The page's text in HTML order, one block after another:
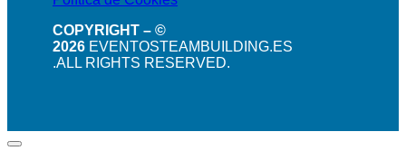
COPYRIGHT – ©
2026 EVENTOSTEAMBUILDING.ES
.ALL RIGHTS RESERVED.